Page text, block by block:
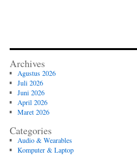
Archives
Agustus 2026
Juli 2026
Juni 2026
April 2026
Maret 2026
Categories
Audio & Wearables
Komputer & Laptop